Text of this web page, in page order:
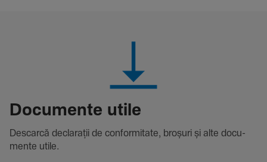
Docu­mente utile
Descarcă decla­rații de conformitate, broșuri și alte docu­
mente utile.